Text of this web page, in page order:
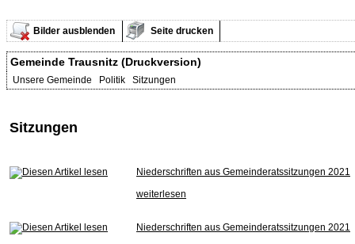
Bilder ausblenden Seite drucken
Gemeinde Trausnitz (Druckversion)
Unsere Gemeinde Politik Sitzungen
Sitzungen
Niederschriften aus Gemeinderatssitzungen 2021
weiterlesen
Niederschriften aus Gemeinderatssitzungen 2021